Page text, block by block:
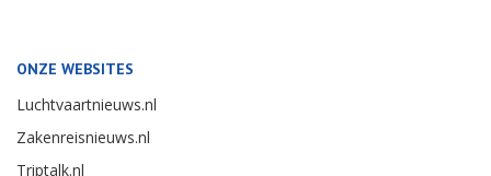
ONZE WEBSITES
Luchtvaartnieuws.nl
Zakenreisnieuws.nl
Triptalk.nl